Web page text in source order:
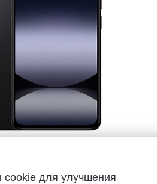
(черный)для улучшения